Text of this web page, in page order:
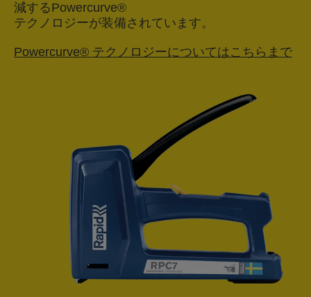
減するPowercurve®
テクノロジーが装備されています。
Powercurve® テクノロジーについてはこちらまで